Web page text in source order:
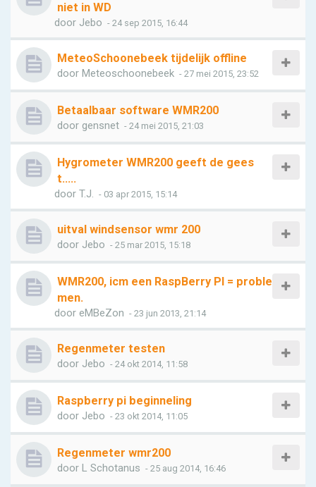
niet in WD
door Jebo - 24 sep 2015, 16:44
MeteoSchoonebeek tijdelijk offline
door Meteoschoonebeek - 27 mei 2015, 23:52
Betaalbaar software WMR200
door gensnet - 24 mei 2015, 21:03
Hygrometer WMR200 geeft de gees
t.....
door T.J. - 03 apr 2015, 15:14
uitval windsensor wmr 200
door Jebo - 25 mar 2015, 15:18
WMR200, icm een RaspBerry PI = proble
men.
door eMBeZon - 23 jun 2013, 21:14
Regenmeter testen
door Jebo - 24 okt 2014, 11:58
Raspberry pi beginneling
door Jebo - 23 okt 2014, 11:05
Regenmeter wmr200
door L Schotanus - 25 aug 2014, 16:46